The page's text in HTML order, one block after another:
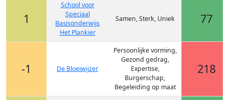
1
School voor
Speciaal
Basisonderwijs
Het Plankier
Samen, Sterk, Uniek 77
-1 De Bloeiwijzer
Persoonlijke vorming,
Gezond gedrag,
Expertise,
Burgerschap,
Begeleiding op maat
218